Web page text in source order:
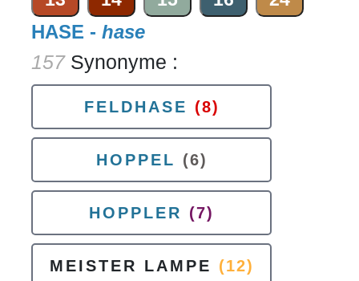
HASE - hase
157Synonyme :
FELDHASE (8)
HOPPEL (6)
HOPPLER (7)
MEISTER LAMPE (12)